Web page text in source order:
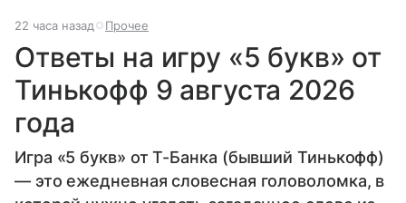
22 часа назад Прочее
Ответы на игру «5 букв» от
Тинькофф 9 августа 2026
года
Игра «5 букв» от Т-Банка (бывший Тинькофф)
— это ежедневная словесная головоломка, в